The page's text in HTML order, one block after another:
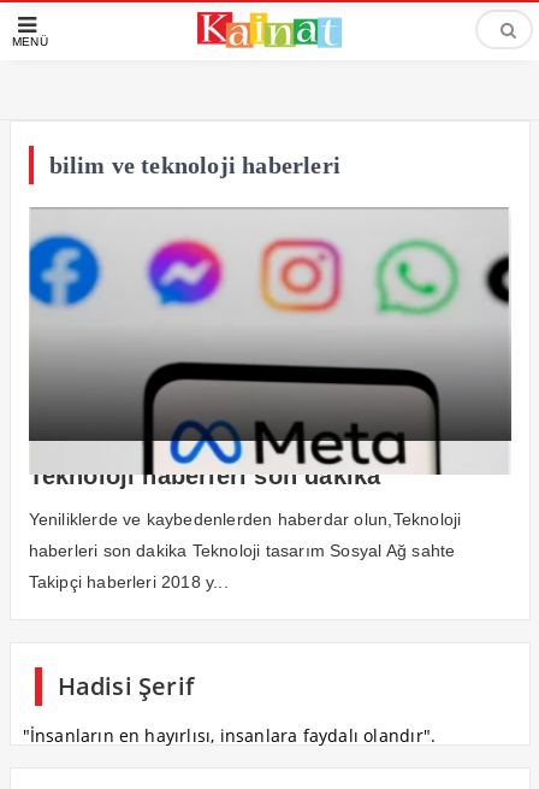
MENÜ
bilim ve teknoloji haberleri
Teknoloji haberleri son dakika
Yeniliklerde ve kaybedenlerden haberdar olun,Teknoloji
haberleri son dakika Teknoloji tasarım Sosyal Ağ sahte
Takipçi haberleri 2018 y...
Hadisi Şerif
"İnsanların en hayırlısı, insanlara faydalı olandır".